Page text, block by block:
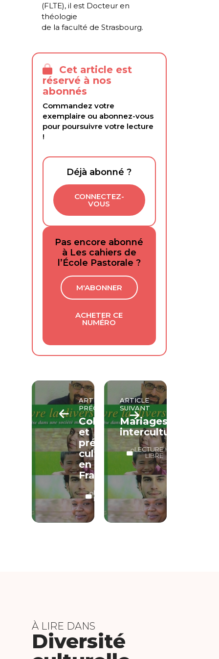
(FLTE), il est Docteur en
théologie
de la faculté de Strasbourg.
Cet article est
réservé à nos
abonnés
Commandez votre
exemplaire ou abonnez-vous
pour poursuivre votre lecture
!
Déjà abonné ?
CONNECTEZ-
VOUS
Pas encore abonné
à Les cahiers de
l’École Pastorale ?
M'ABONNER
ACHETER CE
NUMÉRO
ARTICLE
PRÉCÉDENT
Cohabitation
et
préjugés
culturels
en
France
LECTURE
LIBRE
ARTICLE
SUIVANT
Mariages
interculturels
LECTURE
LIBRE
À LIRE DANS
Diversité